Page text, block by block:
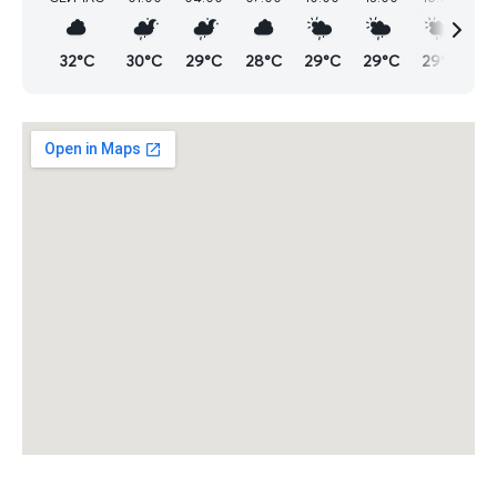
32°C 30°C 29°C 28°C 29°C 29°C 29°C